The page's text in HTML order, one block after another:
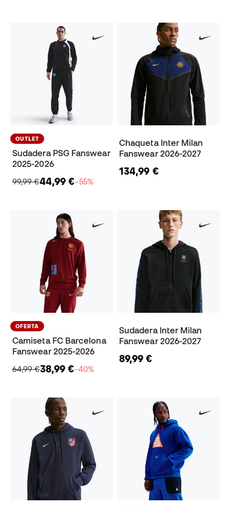
OUTLET
Sudadera PSG Fanswear
2025-2026
99,99 €44,99 €−55%
Chaqueta Inter Milan
Fanswear 2026-2027
134,99 €
OFERTA
Camiseta FC Barcelona
Fanswear 2025-2026
64,99 €38,99 €−40%
Sudadera Inter Milan
Fanswear 2026-2027
89,99 €